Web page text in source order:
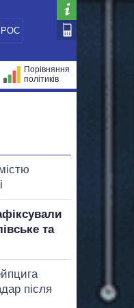
РОС
Порівняння
політиків
та
після